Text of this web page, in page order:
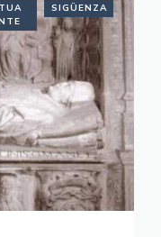
SIGÜENZA